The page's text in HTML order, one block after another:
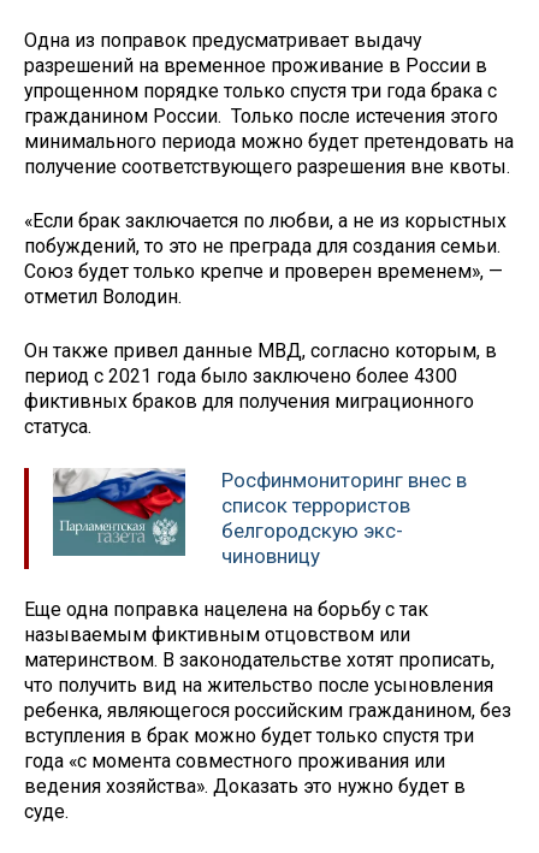
Одна из поправок предусматривает выдачу
разрешений на временное проживание в России в
упрощенном порядке только спустя три года брака с
гражданином России. Только после истечения этого
минимального периода можно будет претендовать на
получение соответствующего разрешения вне квоты.
«Если брак заключается по любви, а не из корыстных
побуждений, то это не преграда для создания семьи.
Союз будет только крепче и проверен временем», —
отметил Володин.
Он также привел данные МВД, согласно которым, в
период с 2021 года было заключено более 4300
фиктивных браков для получения миграционного
статуса.
Росфинмониторинг внес в
список террористов
белгородскую экс-
чиновницу
Еще одна поправка нацелена на борьбу с так
называемым фиктивным отцовством или
материнством. В законодательстве хотят прописать,
что получить вид на жительство после усыновления
ребенка, являющегося российским гражданином, без
вступления в брак можно будет только спустя три
года «с момента совместного проживания или
ведения хозяйства». Доказать это нужно будет в
суде.